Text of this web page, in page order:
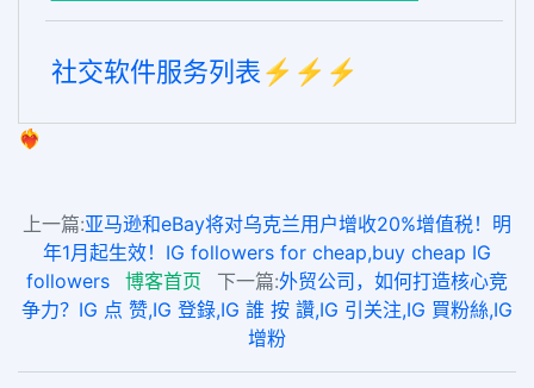
社交软件服务列表⚡️⚡️⚡️
❤️‍🔥
上一篇:亚马逊和eBay将对乌克兰用户增收20%增值税！明
年1月起生效！IG followers for cheap,buy cheap IG
followers
博客首页 下一篇:外贸公司，如何打造核心竞
争力？IG 点 赞,IG 登錄,IG 誰 按 讚,IG 引关注,IG 買粉絲,IG
增粉